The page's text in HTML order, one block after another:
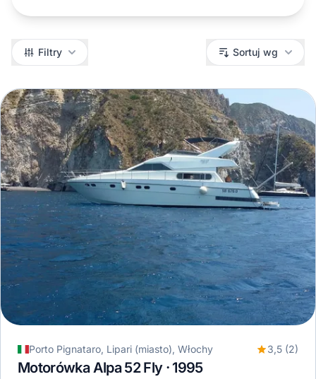
Filtry Filtry Sortuj wg
Porto Pignataro, Lipari (miasto), Włochy 3,5 (2)
Motorówka Alpa 52 Fly · 1995